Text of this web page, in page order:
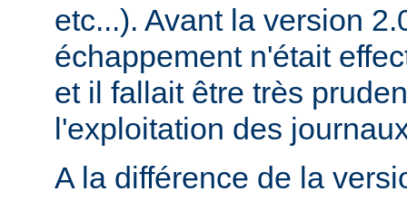
etc...). Avant la version
échappement n'était
et il fallait être très
l'exploitation des
A la différence de la